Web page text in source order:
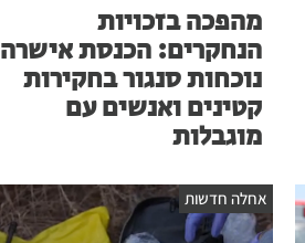
מהפכה בזכויות
הנחקרים: הכנסת אישרה
נוכחות סנגור בחקירות
קטינים ואנשים עם
מוגבלות
אחלה חדשות